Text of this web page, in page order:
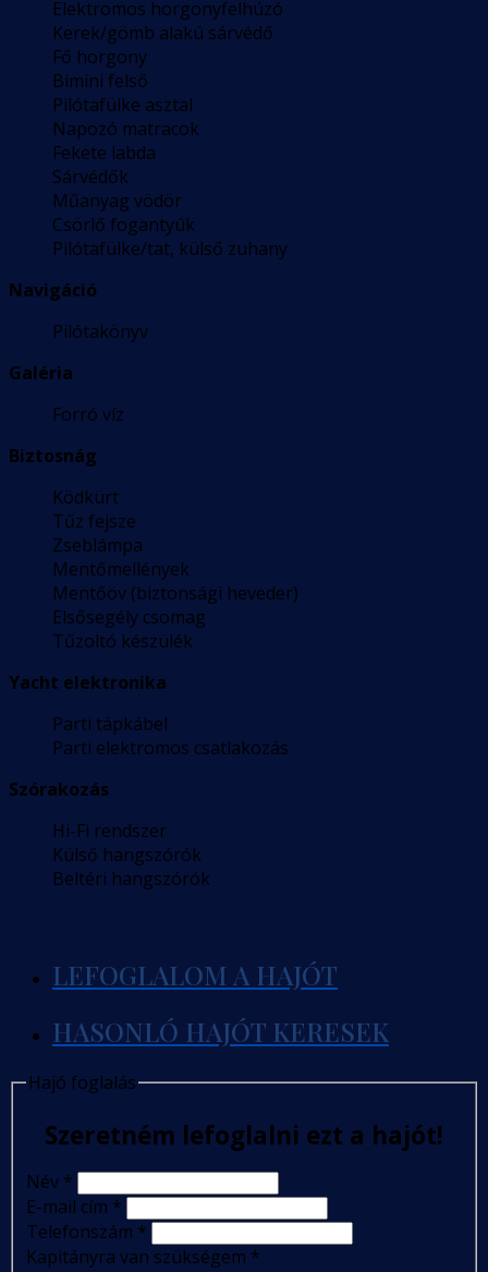
Elektromos horgonyfelhúzó
Kerek/gömb alakú sárvédő
Fő horgony
Bimini felső
Pilótafülke asztal
Napozó matracok
Fekete labda
Sárvédők
Műanyag vödör
Csörlő fogantyúk
Pilótafülke/tat, külső zuhany
Navigáció
Pilótakönyv
Galéria
Forró víz
Biztosnág
Ködkürt
Tűz fejsze
Zseblámpa
Mentőmellények
Mentőöv (biztonsági heveder)
Elsősegély csomag
Tűzoltó készülék
Yacht elektronika
Parti tápkábel
Parti elektromos csatlakozás
Szórakozás
Hi-Fi rendszer
Külső hangszórók
Beltéri hangszórók
LEFOGLALOM A HAJÓT
HASONLÓ HAJÓT KERESEK
Hajó foglalás
Szeretném lefoglalni ezt a hajót!
Név *
E-mail cím *
Telefonszám *
Kapitányra van szükségem *